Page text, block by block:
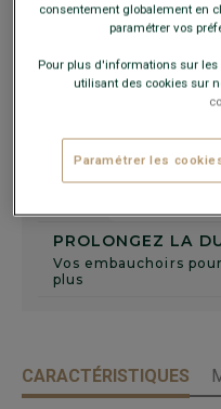
Voir la disponibilité en
(commandez avant 14h)
30 jours pour changer
PROLONGEZ LA
Vos embauchoirs
plus
CARACTÉRISTIQUES
consentement globalement en
paramétrer vos
Pour plus d'informations sur les
utilisant des cookies sur
Paramétrer les